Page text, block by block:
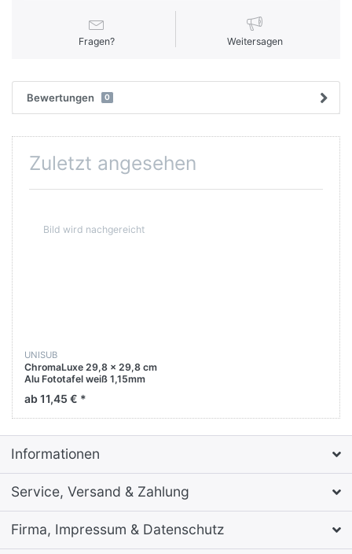
Fragen? Weitersagen
Bewertungen 0
Zuletzt angesehen
UNISUB
ChromaLuxe 29,8 x 29,8 cm
Alu Fototafel weiß 1,15mm
ab 11,45 € *
Informationen
Service, Versand & Zahlung
Firma, Impressum & Datenschutz